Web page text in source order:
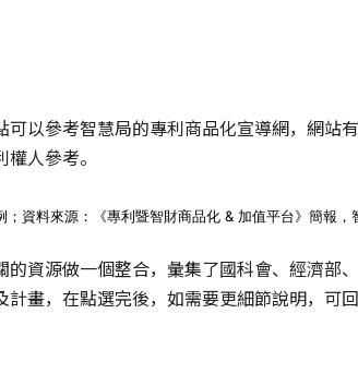
以參考智慧局的專利商品化宣導網，網站
人參考。
資料來源：《專利暨智財商品化 & 加值平台》簡報，
資源做一個整合，彙集了國科會、經濟部
畫，在點選完後，如需要更細節說明，可